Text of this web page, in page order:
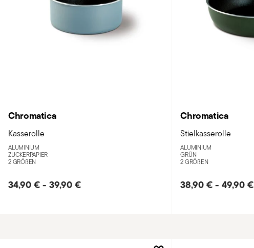
Chromatica
Kasserolle
ALUMINIUM
ZUCKERPAPIER
2 GRÖßEN
34,90 €- 39,90 €
Chromatica
Stielkasserolle
ALUMINIUM
GRÜN
2 GRÖßEN
38,90 €- 49,90 €